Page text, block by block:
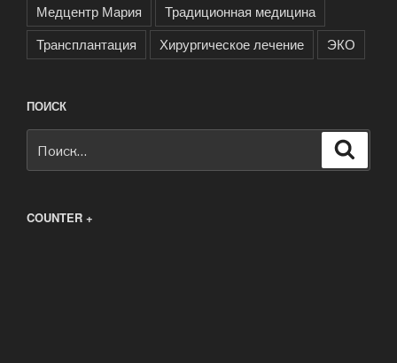
Медцентр Мария
Традиционная медицина
Трансплантация
Хирургическое лечение ЭКО
ПОИСК
COUNTER +